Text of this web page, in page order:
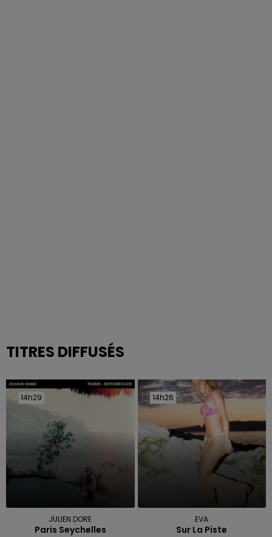
TITRES DIFFUSÉS
14h29
14h29
JULIEN DORE
Paris Seychelles
14h26
14h26
EVA
Sur La Piste